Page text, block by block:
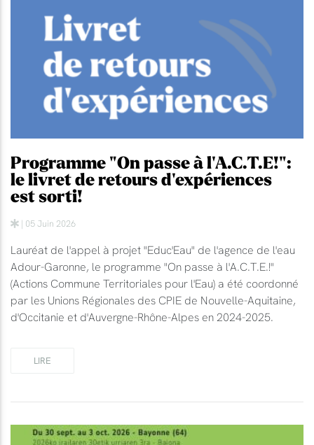
Programme "On passe à l'A.C.T.E!":
le livret de retours d'expériences
est sorti!
| 05 Juin 2026
Lauréat de l'appel à projet "Educ'Eau" de l'agence de l'eau
Adour-Garonne, le programme "On passe à l'A.C.T.E.!"
(Actions Commune Territoriales pour l'Eau) a été coordonné
par les Unions Régionales des CPIE de Nouvelle-Aquitaine,
d'Occitanie et d'Auvergne-Rhône-Alpes en 2024-2025.
LIRE